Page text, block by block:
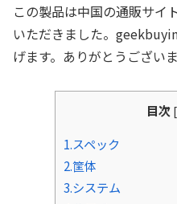
この製品は中国の通販サイ
いただきました。
げます。ありがとうございま
目次 [
1.スペック
2.筐体
3.システム